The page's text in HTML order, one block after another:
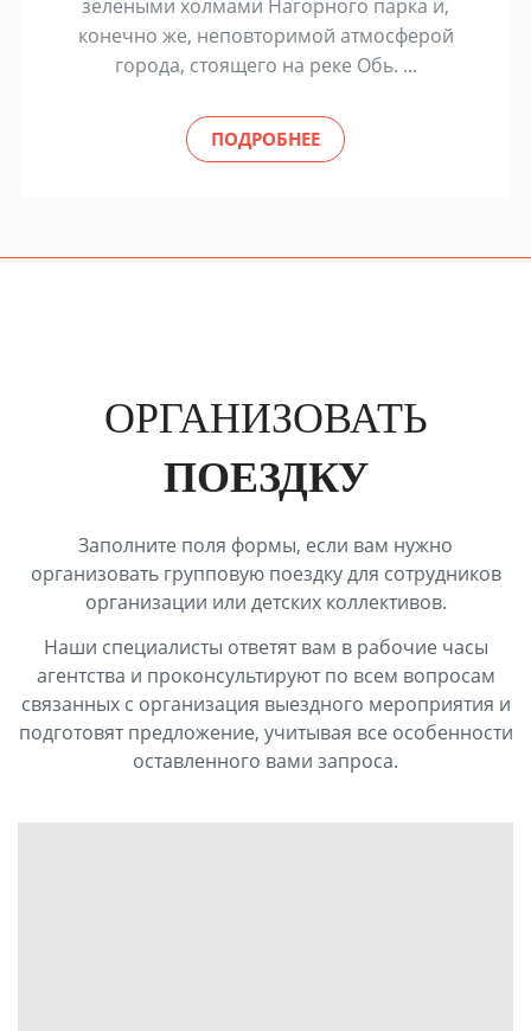
зелеными холмами Нагорного парка и,
конечно же, неповторимой атмосферой
города, стоящего на реке Обь. ...
ПОДРОБНЕЕ
ОРГАНИЗОВАТЬ
ПОЕЗДКУ
Заполните поля формы, если вам нужно
организовать групповую поездку для сотрудников
организации или детских коллективов.
Наши специалисты ответят вам в рабочие часы
агентства и проконсультируют по всем вопросам
связанных с организация выездного мероприятия и
подготовят предложение, учитывая все особенности
оставленного вами запроса.